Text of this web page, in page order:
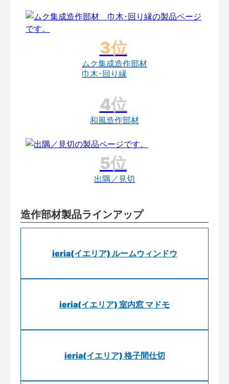
ムク集成造作部材
巾木･回り縁
和風造作部材
出隅／見切
造作部材製品ラインアップ
ieria(イエリア) ルームウィンドウ
ieria(イエリア) 室内窓 マドモ
ieria(イエリア) 格子間仕切